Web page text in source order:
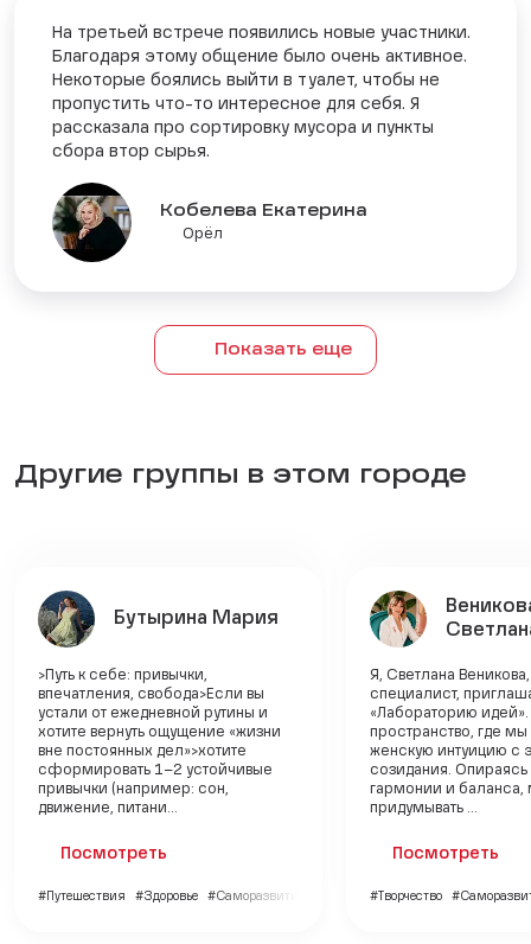
На третьей встрече появились новые участники.
Благодаря этому общение было очень активное.
Некоторые боялись выйти в туалет, чтобы не
пропустить что-то интересное для себя. Я
рассказала про сортировку мусора и пункты
сбора втор сырья.
Кобелева Екатерина
Орёл
Показать еще
Другие группы в этом городе
Бутырина Мария
>Путь к себе: привычки,
впечатления, свобода>Если вы
устали от ежедневной рутины и
хотите вернуть ощущение «жизни
вне постоянных дел»>хотите
сформировать 1–2 устойчивые
привычки (например: сон,
движение, питани...
Посмотреть
#Путешествия #Здоровье #Саморазвитие
Я, Светлана Веникова,
специалист,
«Лабораторию
пространство, где
женскую интуицию с
созидания. Опираясь
гармонии и
придумывать ...
Посмотреть
#Творчество